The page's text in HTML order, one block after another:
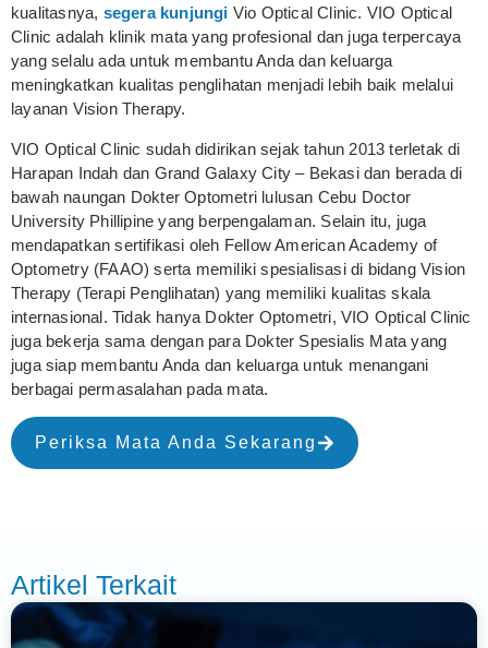
kualitasnya, segera kunjungi Vio Optical Clinic. VIO Optical
Clinic adalah klinik mata yang profesional dan juga terpercaya
yang selalu ada untuk membantu Anda dan keluarga
meningkatkan kualitas penglihatan menjadi lebih baik melalui
layanan Vision Therapy.
VIO Optical Clinic sudah didirikan sejak tahun 2013 terletak di
Harapan Indah dan Grand Galaxy City – Bekasi dan berada di
bawah naungan Dokter Optometri lulusan Cebu Doctor
University Phillipine yang berpengalaman. Selain itu, juga
mendapatkan sertifikasi oleh Fellow American Academy of
Optometry (FAAO) serta memiliki spesialisasi di bidang Vision
Therapy (Terapi Penglihatan) yang memiliki kualitas skala
internasional. Tidak hanya Dokter Optometri, VIO Optical Clinic
juga bekerja sama dengan para Dokter Spesialis Mata yang
juga siap membantu Anda dan keluarga untuk menangani
berbagai permasalahan pada mata.
Periksa Mata Anda Sekarang
Artikel Terkait